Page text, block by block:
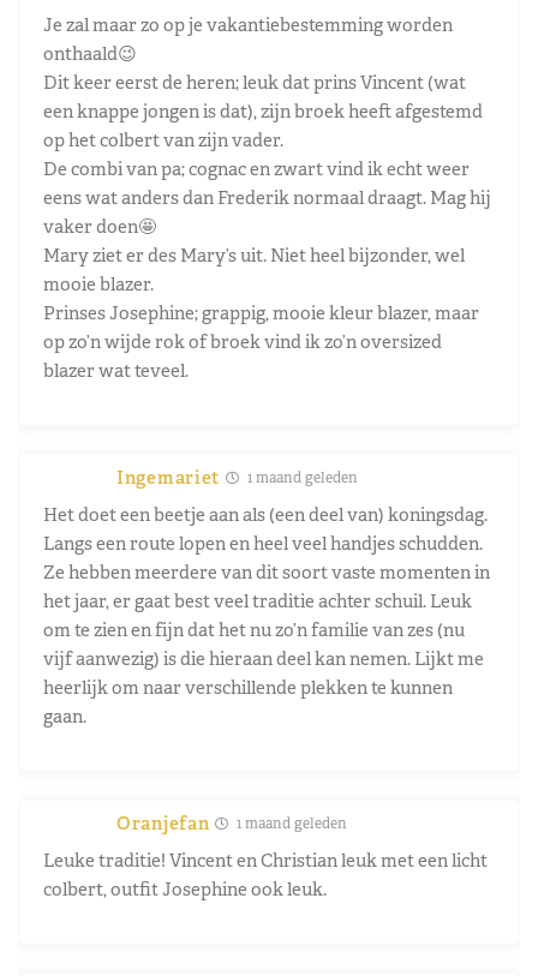
Je zal maar zo op je vakantiebestemming worden
onthaald😉
Dit keer eerst de heren; leuk dat prins Vincent (wat
een knappe jongen is dat), zijn broek heeft afgestemd
op het colbert van zijn vader.
De combi van pa; cognac en zwart vind ik echt weer
eens wat anders dan Frederik normaal draagt. Mag hij
vaker doen🤩
Mary ziet er des Mary’s uit. Niet heel bijzonder, wel
mooie blazer.
Prinses Josephine; grappig, mooie kleur blazer, maar
op zo’n wijde rok of broek vind ik zo’n oversized
blazer wat teveel.
Ingemariet 1 maand geleden
Het doet een beetje aan als (een deel van) koningsdag.
Langs een route lopen en heel veel handjes schudden.
Ze hebben meerdere van dit soort vaste momenten in
het jaar, er gaat best veel traditie achter schuil. Leuk
om te zien en fijn dat het nu zo’n familie van zes (nu
vijf aanwezig) is die hieraan deel kan nemen. Lijkt me
heerlijk om naar verschillende plekken te kunnen
gaan.
Oranjefan 1 maand geleden
Leuke traditie! Vincent en Christian leuk met een licht
colbert, outfit Josephine ook leuk.